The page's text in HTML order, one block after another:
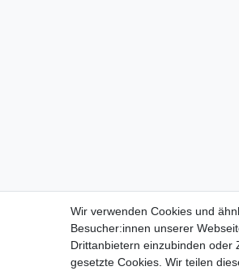
Wir verwenden Cookies und
Besucher:innen unserer
Drittanbietern einzubinden oder
gesetzte Cookies. Wir teilen